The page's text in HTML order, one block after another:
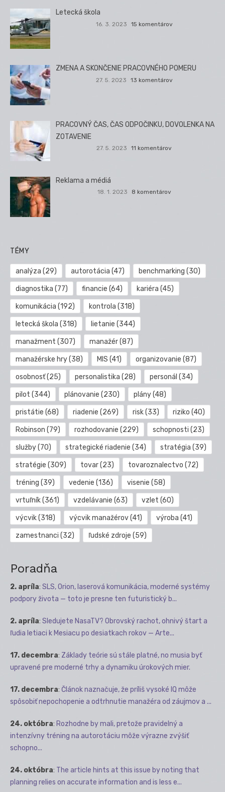
Letecká škola
16. 3. 2023 15 komentárov
ZMENA A SKONČENIE PRACOVNÉHO POMERU
27. 5. 2023 13 komentárov
PRACOVNÝ ČAS, ČAS ODPOČINKU, DOVOLENKA NA
ZOTAVENIE
27. 5. 2023 11 komentárov
Reklama a médiá
18. 1. 2023 8 komentárov
TÉMY
analýza (29) autorotácia (47) benchmarking (30)
diagnostika (77) financie (64) kariéra (45)
komunikácia (192) kontrola (318)
letecká škola (318) lietanie (344)
manažment (307) manažér(87)
manažérske hry(38) MIS (41) organizovanie (87)
osobnosť(25) personalistika (28) personál (34)
pilot (344) plánovanie (230) plány(48)
pristátie (68) riadenie (269) risk(33) riziko (40)
Robinson (79) rozhodovanie (229) schopnosti (23)
služby(70) strategické riadenie (34) stratégia (39)
stratégie (309) tovar(23) tovaroznalectvo (72)
tréning (39) vedenie (136) visenie (58)
vrtuľník(361) vzdelávanie (63) vzlet (60)
výcvik(318) výcvik manažérov(41) výroba (41)
zamestnanci (32) ľudské zdroje (59)
Poradňa
2. apríla: SLS, Orion, laserová komunikácia, moderné systémy
podpory života — toto je presne ten futuristický b...
2. apríla: Sledujete NasaTV? Obrovský rachot, ohnivý štart a
ľudia letiaci k Mesiacu po desiatkach rokov — Arte...
17. decembra: Základy teórie sú stále platné, no musia byť
upravené pre moderné trhy a dynamiku úrokových mier.
17. decembra: Článok naznačuje, že príliš vysoké IQ môže
spôsobiť nepochopenie a odtrhnutie manažéra od záujmov a ...
24. októbra: Rozhodne by mali, pretože pravidelný a
intenzívny tréning na autorotáciu môže výrazne zvýšiť
schopno...
24. októbra: The article hints at this issue by noting that
planning relies on accurate information and is less e...